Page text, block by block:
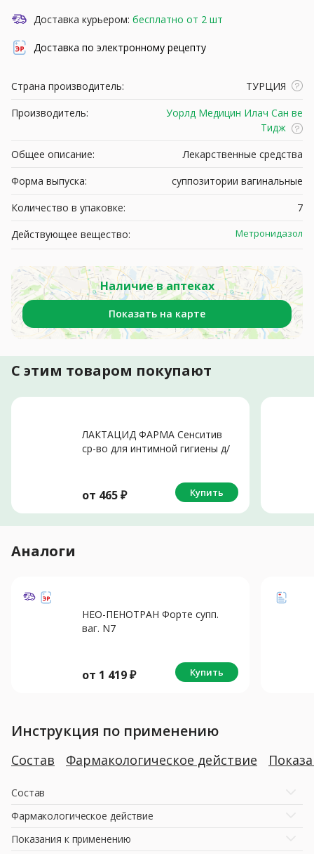
Доставка курьером: бесплатно от 2 шт
Доставка по электронному рецепту
Страна производитель:
ТУРЦИЯ
Производитель:
Уорлд Медицин Илач Сан ве
Тидж
Общее описание:
Лекарственные средства
Форма выпуска:
суппозитории вагинальные
Количество в упаковке:
7
Действующее вещество:
Метронидазол
Наличие в аптеках
Показать на карте
С этим товаром покупают
ЛАКТАЦИД ФАРМА Сенситив
ср-во для интимной гигиены д/
от 465₽ Купить
Аналоги
НЕО-ПЕНОТРАН Форте супп.
ваг. N7
от 1 419₽ Купить
Инструкция по применению
Состав Фармакологическое действие
Состав
Фармакологическое действие
Показания к применению